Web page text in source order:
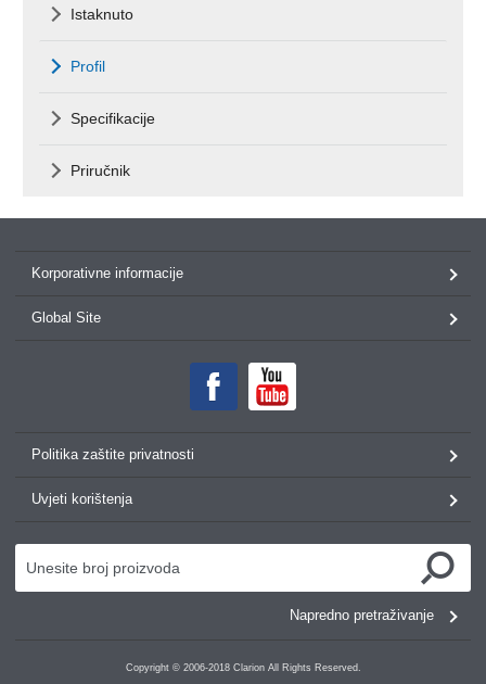
Istaknuto
Profil
Specifikacije
Priručnik
Korporativne informacije
Global Site
Politika zaštite privatnosti
Uvjeti korištenja
Napredno pretraživanje
Copyright © 2006-2018 Clarion All Rights Reserved.